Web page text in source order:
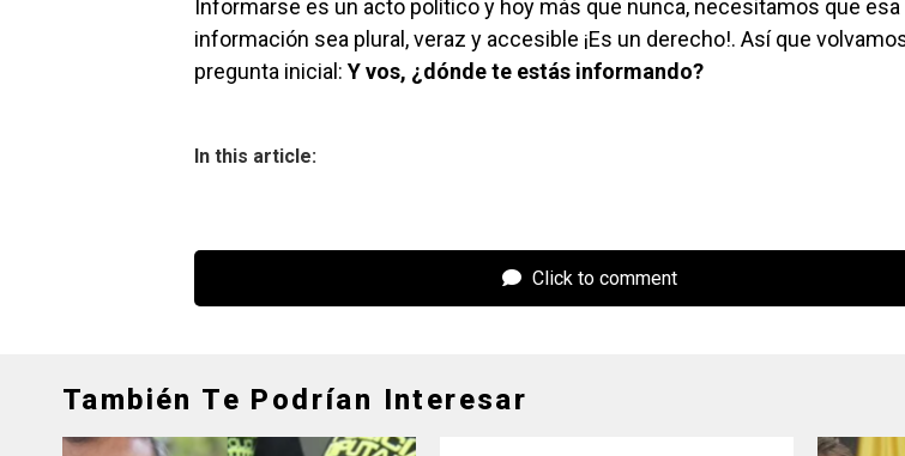
Informarse es un acto político y hoy más que nunca, necesitamos que esa
información sea plural, veraz y accesible ¡Es un derecho!. Así que
pregunta inicial: Y vos, ¿dónde te estás informando?
In this article:
Click to comment
También Te Podrían Interesar